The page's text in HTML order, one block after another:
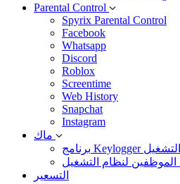
Parental Control
Spyrix Parental Control
Facebook
Whatsapp
Discord
Roblox
Screentime
Web History
Snapchat
Instagram
التسعير